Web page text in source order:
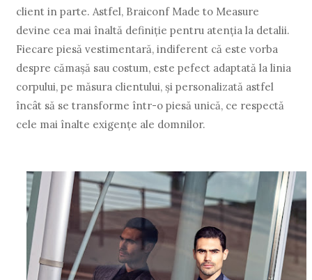
client in parte. Astfel, Braiconf Made to Measure
devine cea mai înaltă definiţie pentru atenţia la detalii.
Fiecare piesă vestimentară, indiferent că este vorba
despre cămaşă sau costum, este pefect adaptată la linia
corpului, pe măsura clientului, şi personalizată astfel
încât să se transforme într-o piesă unică, ce respectă
cele mai înalte exigenţe ale domnilor.